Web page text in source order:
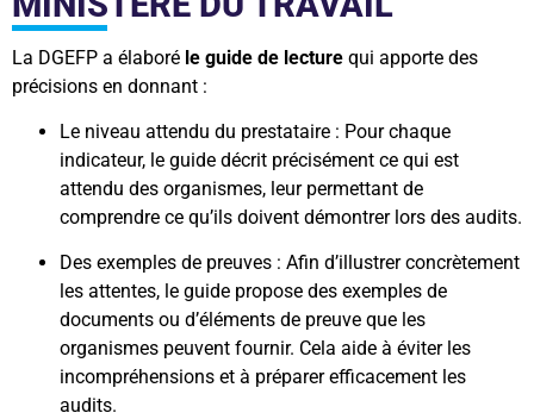
La DGEFP a élaboré le guide de lecture qui apporte des
précisions en donnant :
Le niveau attendu du prestataire : Pour chaque
indicateur, le guide décrit précisément ce qui est
attendu des organismes, leur permettant de
comprendre ce qu’ils doivent démontrer lors des audits.
Des exemples de preuves : Afin d’illustrer concrètement
les attentes, le guide propose des exemples de
documents ou d’éléments de preuve que les
organismes peuvent fournir. Cela aide à éviter les
incompréhensions et à préparer efficacement les
audits.